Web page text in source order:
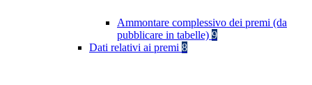
Ammontare complessivo dei premi (da
pubblicare in tabelle) 9
Dati relativi ai premi 8